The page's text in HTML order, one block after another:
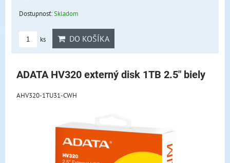
Dostupnosť:Skladom
ks DO KOŠÍKA
ADATA HV320 externý disk 1TB 2.5" biely
AHV320-1TU31-CWH